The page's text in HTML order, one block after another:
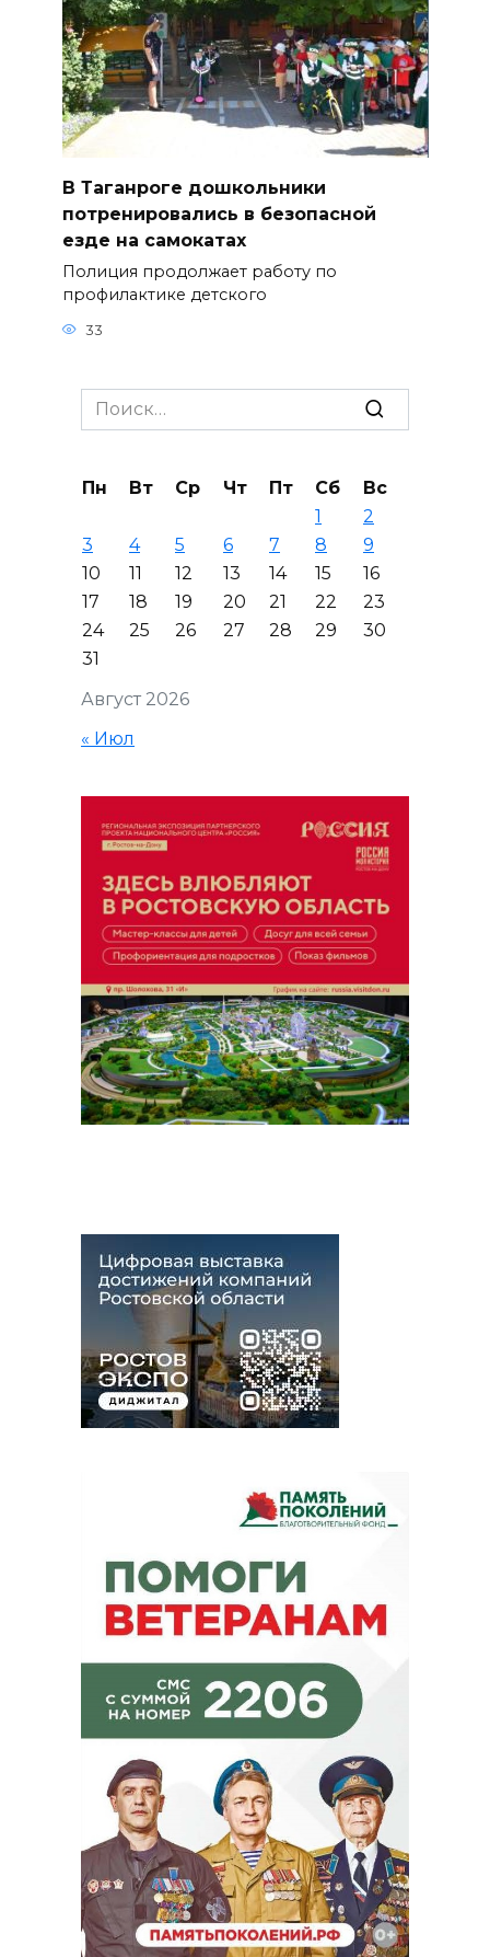
В Таганроге дошкольники
потренировались в безопасной
езде на самокатах
Полиция продолжает работу по
профилактике детского
33
Search
for:
Август 2026
Пн Вт Ср Чт Пт Сб
Вс
1
2
3
4 5 6 7 8
9
10
11 12 13 14 15
16
17
18 19 20 21 22
23
24
25 26 27 28 29
30
31
« Июл